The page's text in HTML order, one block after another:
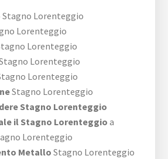
Stagno Lorenteggio
Lorenteggio
Lorenteggio
Lorenteggio
Lorenteggio
Stagno Lorenteggio
Stagno Lorenteggio
il Stagno Lorenteggio a
Lorenteggio
Metallo Stagno Lorenteggio